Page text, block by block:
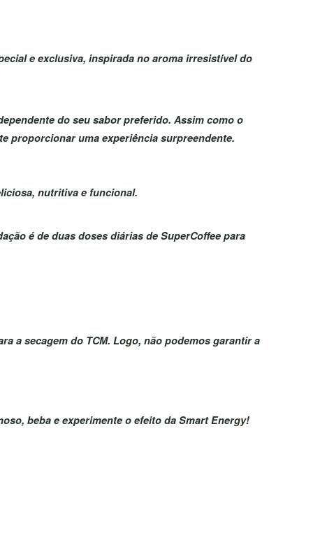
e exclusiva, inspirada no aroma irresistível do
do seu sabor preferido. Assim como o
proporcionar uma experiência surpreendente.
nutritiva e funcional.
é de duas doses diárias de SuperCoffee para
a secagem do TCM. Logo, não podemos garantir a
beba e experimente o efeito da Smart Energy!